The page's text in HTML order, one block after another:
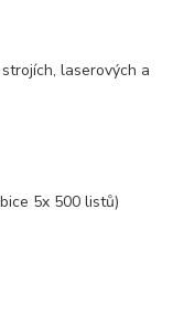
laserových a
5x 500 listů)